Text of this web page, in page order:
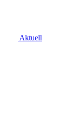
Aktuell